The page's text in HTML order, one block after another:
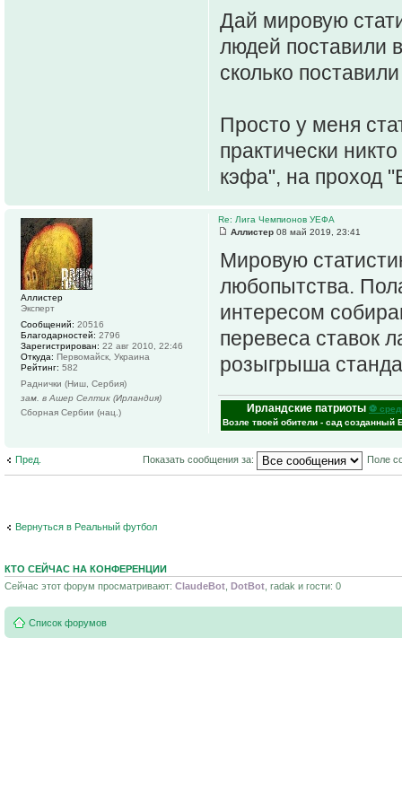
Дай мировую
людей поставили
сколько
Просто у меня
практически
кэфа", на проход
Re: Лига Чемпионов УЕФА
Аллистер 08 май 2019, 23:41
Мировую
любопытства.
интересом
перевеса ставок
розыгрыша
Ирландские патриоты ⚽
Возле твоей обители - сад созданный
Аллистер
Эксперт
Сообщений: 20516
Благодарностей: 2796
Зарегистрирован: 22 авг 2010, 22:46
Откуда: Первомайск, Украина
Рейтинг: 582
Раднички (Ниш, Сербия)
зам. в Ашер Селтик (Ирландия)
Сборная Сербии (нац.)
Пред. Показать сообщения за: Поле
Вернуться в Реальный футбол
КТО СЕЙЧАС НА КОНФЕРЕНЦИИ
Сейчас этот форум просматривают: ClaudeBot DotBot , radak и гости: 0
Список форумов